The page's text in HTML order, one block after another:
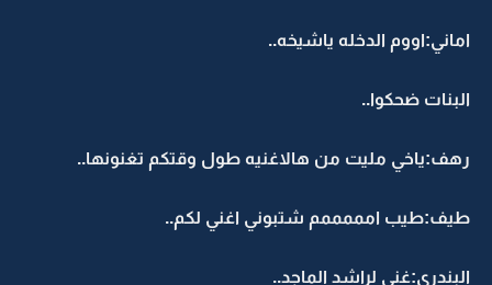
اماني:اووم الدخله ياشيخه..
البنات ضحكوا..
رهف:ياخي مليت من هالاغنيه طول وقتكم تغنونها..
طيف:طيب امممممم شتبوني اغني لكم..
البندري:غني لراشد الماجد..